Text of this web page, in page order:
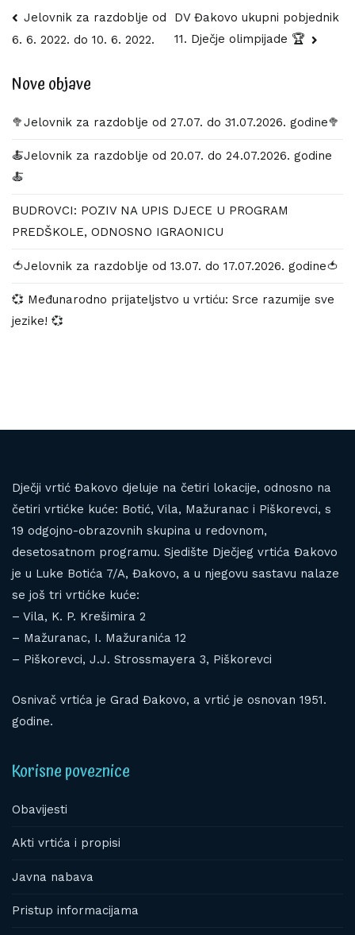
Navigacija
objava
Jelovnik za razdoblje od
6. 6. 2022. do 10. 6. 2022.
DV Đakovo ukupni pobjednik
11. Dječje olimpijade 🏆
Nove objave
🥦Jelovnik za razdoblje od 27.07. do 31.07.2026. godine🥦
🍝Jelovnik za razdoblje od 20.07. do 24.07.2026. godine
🍝
BUDROVCI: POZIV NA UPIS DJECE U PROGRAM
PREDŠKOLE, ODNOSNO IGRAONICU
🍅Jelovnik za razdoblje od 13.07. do 17.07.2026. godine🍅
💞 Međunarodno prijateljstvo u vrtiću: Srce razumije sve
jezike! 💞
Dječji vrtić Đakovo djeluje na četiri lokacije, odnosno na
četiri vrtićke kuće: Botić, Vila, Mažuranac i Piškorevci, s
19 odgojno-obrazovnih skupina u redovnom,
desetosatnom programu. Sjedište Dječjeg vrtića Đakovo
je u Luke Botića 7/A, Đakovo, a u njegovu sastavu nalaze
se još tri vrtićke kuće:
– Vila, K. P. Krešimira 2
– Mažuranac, I. Mažuranića 12
– Piškorevci, J.J. Strossmayera 3, Piškorevci
Osnivač vrtića je Grad Đakovo, a vrtić je osnovan 1951.
godine.
Korisne poveznice
Obavijesti
Akti vrtića i propisi
Javna nabava
Pristup informacijama